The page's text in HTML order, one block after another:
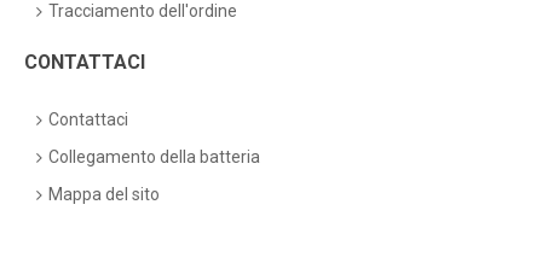
Tracciamento dell'ordine
CONTATTACI
Contattaci
Collegamento della batteria
Mappa del sito